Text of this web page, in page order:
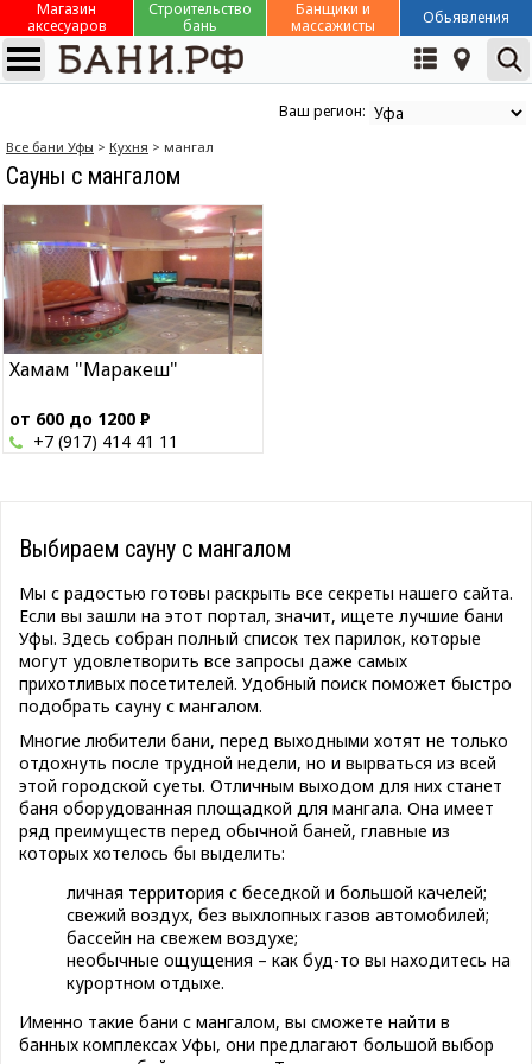
Магазин
аксесуаров
Строительство
бань
Банщики и
массажисты
Обьявления
Ваш регион:
Все бани Уфы > Кухня > мангал
Сауны с мангалом
Хамам "Маракеш"
от 600 до 1200 Р
+7 (917) 414 41 11
Выбираем сауну с мангалом
Мы с радостью готовы раскрыть все секреты нашего сайта.
Если вы зашли на этот портал, значит, ищете лучшие бани
Уфы. Здесь собран полный список тех парилок, которые
могут удовлетворить все запросы даже самых
прихотливых посетителей. Удобный поиск поможет быстро
подобрать сауну с мангалом.
Многие любители бани, перед выходными хотят не только
отдохнуть после трудной недели, но и вырваться из всей
этой городской суеты. Отличным выходом для них станет
баня оборудованная площадкой для мангала. Она имеет
ряд преимуществ перед обычной баней, главные из
которых хотелось бы выделить:
личная территория с беседкой и большой качелей;
свежий воздух, без выхлопных газов автомобилей;
бассейн на свежем воздухе;
необычные ощущения – как буд-то вы находитесь на
курортном отдыхе.
Именно такие бани с мангалом, вы сможете найти в
банных комплексах Уфы, они предлагают большой выбор